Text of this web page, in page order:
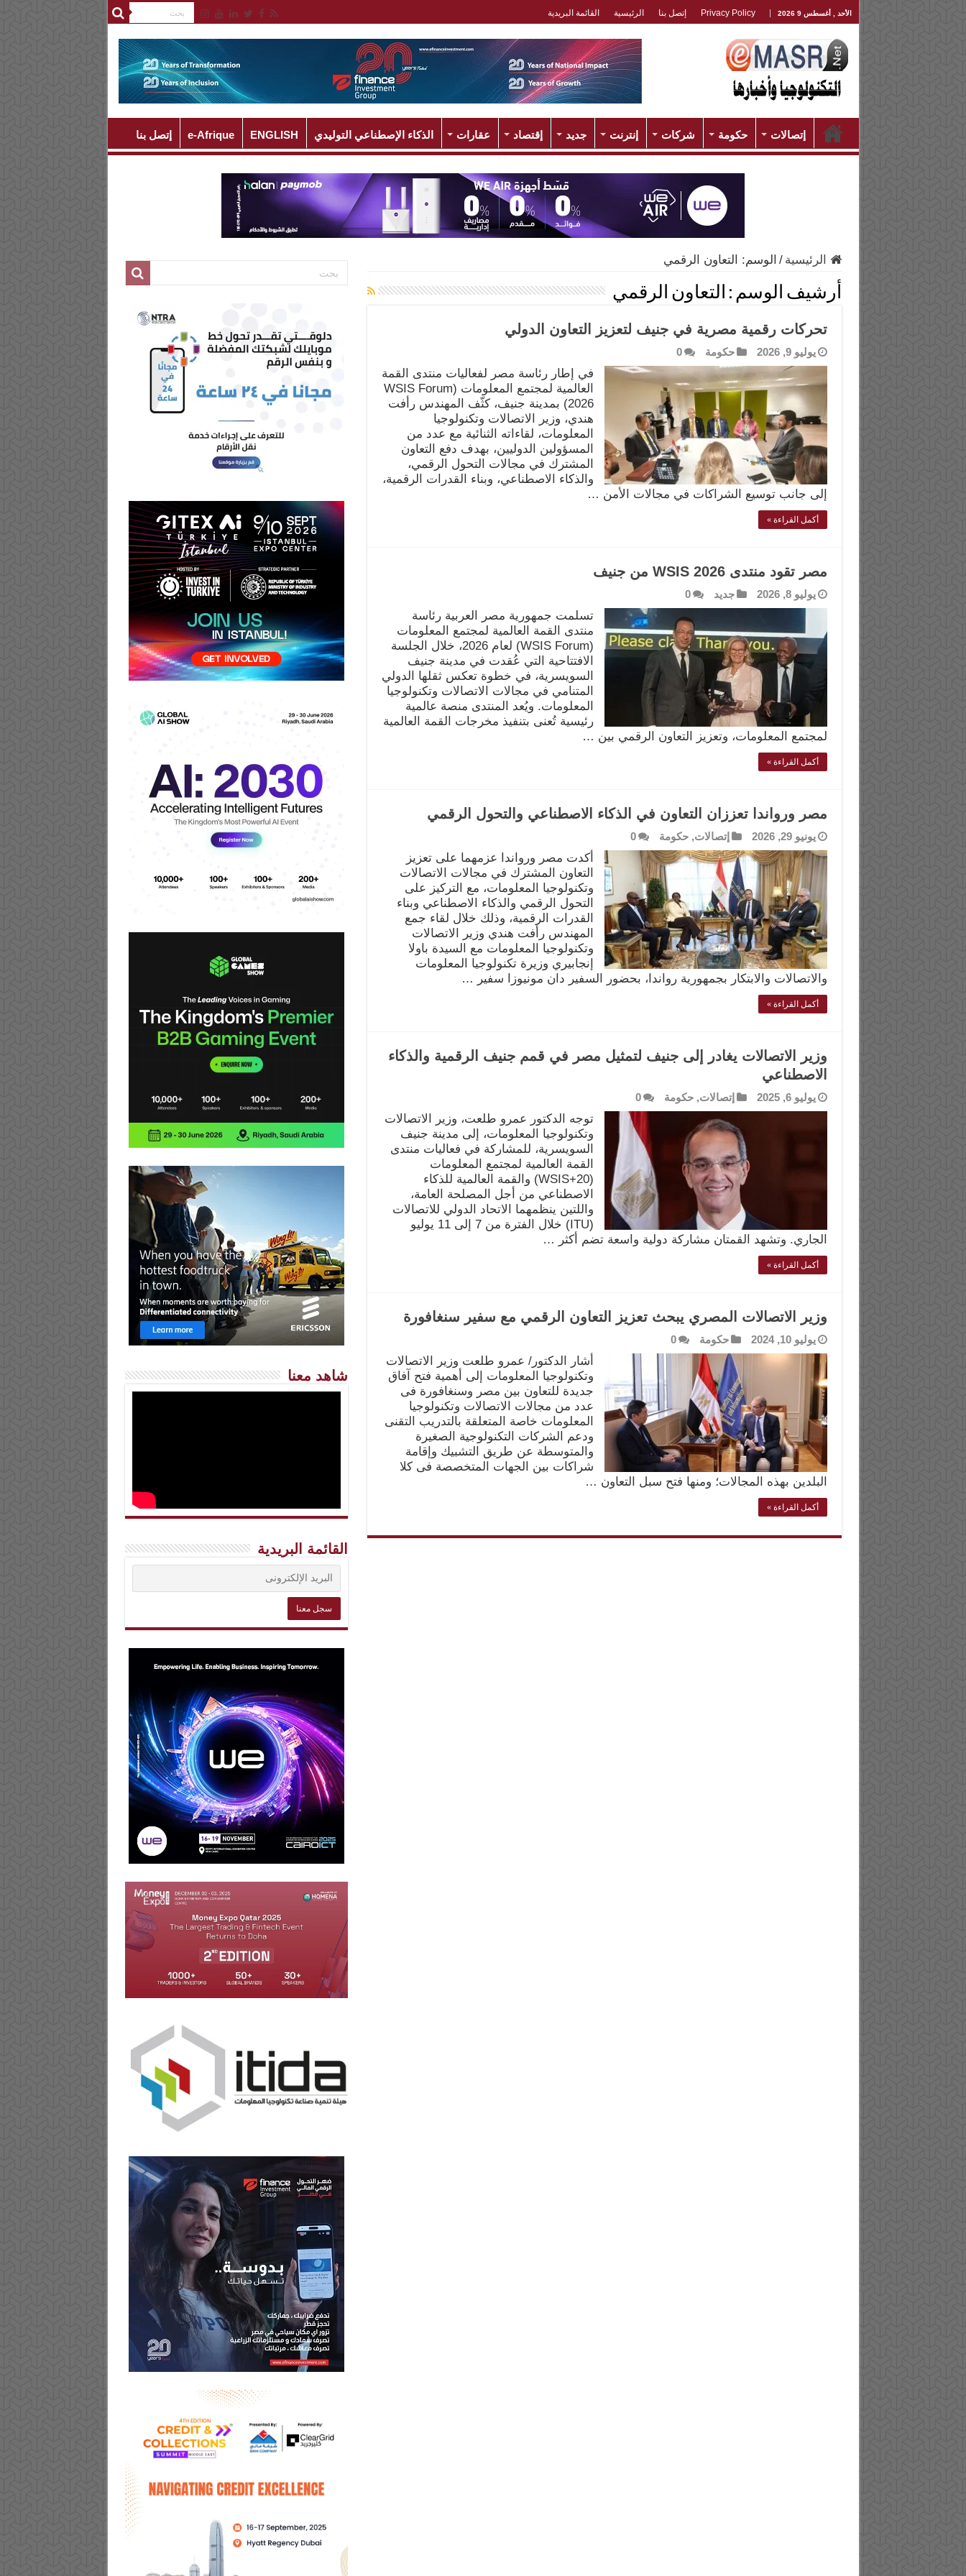
الأحد , أغسطس 9 2026 Privacy Policy إتصل بنا الرئيسية القائمة البريدية
إتصالات حكومة شركات إنترنت جديد إقتصاد عقارات الذكاء الإصطناعي التوليدي ENGLISH
e-Afrique إتصل بنا
الرئيسية / الوسم: التعاون الرقمي
أرشيف الوسم : التعاون الرقمي
تحركات رقمية مصرية في جنيف لتعزيز التعاون الدولي
يوليو 9, 2026 حكومة 0
في إطار رئاسة مصر لفعاليات منتدى القمة
العالمية لمجتمع المعلومات (WSIS Forum
2026) بمدينة جنيف، كثّف المهندس رأفت
هندي، وزير الاتصالات وتكنولوجيا
المعلومات، لقاءاته الثنائية مع عدد من
المسؤولين الدوليين، بهدف دفع التعاون
المشترك في مجالات التحول الرقمي،
والذكاء الاصطناعي، وبناء القدرات الرقمية،
إلى جانب توسيع الشراكات في مجالات الأمن …
أكمل القراءة »
مصر تقود منتدى WSIS 2026 من جنيف
يوليو 8, 2026 جديد 0
تسلمت جمهورية مصر العربية رئاسة
منتدى القمة العالمية لمجتمع المعلومات
(WSIS Forum) لعام 2026، خلال الجلسة
الافتتاحية التي عُقدت في مدينة جنيف
السويسرية، في خطوة تعكس ثقلها الدولي
المتنامي في مجالات الاتصالات وتكنولوجيا
المعلومات. ويُعد المنتدى منصة عالمية
رئيسية تُعنى بتنفيذ مخرجات القمة العالمية
لمجتمع المعلومات، وتعزيز التعاون الرقمي بين …
أكمل القراءة »
مصر ورواندا تعززان التعاون في الذكاء الاصطناعي والتحول الرقمي
يونيو 29, 2026 إتصالات,حكومة 0
أكدت مصر ورواندا عزمهما على تعزيز
التعاون المشترك في مجالات الاتصالات
وتكنولوجيا المعلومات، مع التركيز على
التحول الرقمي والذكاء الاصطناعي وبناء
القدرات الرقمية، وذلك خلال لقاء جمع
المهندس رأفت هندي وزير الاتصالات
وتكنولوجيا المعلومات مع السيدة باولا
إنجابيري وزيرة تكنولوجيا المعلومات
والاتصالات والابتكار بجمهورية رواندا، بحضور السفير دان مونيوزا سفير …
أكمل القراءة »
وزير الاتصالات يغادر إلى جنيف لتمثيل مصر في قمم جنيف الرقمية والذكاء
الاصطناعي
يوليو 6, 2025 إتصالات,حكومة 0
توجه الدكتور عمرو طلعت، وزير الاتصالات
وتكنولوجيا المعلومات، إلى مدينة جنيف
السويسرية، للمشاركة في فعاليات منتدى
القمة العالمية لمجتمع المعلومات
(WSIS+20) والقمة العالمية للذكاء
الاصطناعي من أجل المصلحة العامة،
واللتين ينظمهما الاتحاد الدولي للاتصالات
(ITU) خلال الفترة من 7 إلى 11 يوليو
الجاري. وتشهد القمتان مشاركة دولية واسعة تضم أكثر …
أكمل القراءة »
وزير الاتصالات المصري يبحث تعزيز التعاون الرقمي مع سفير سنغافورة
يوليو 10, 2024 حكومة 0
أشار الدكتور/ عمرو طلعت وزير الاتصالات
وتكنولوجيا المعلومات إلى أهمية فتح آفاق
جديدة للتعاون بين مصر وسنغافورة فى
عدد من مجالات الاتصالات وتكنولوجيا
المعلومات خاصة المتعلقة بالتدريب التقنى
ودعم الشركات التكنولوجية الصغيرة
والمتوسطة عن طريق التشبيك وإقامة
شراكات بين الجهات المتخصصة فى كلا
البلدين بهذه المجالات؛ ومنها فتح سبل التعاون …
أكمل القراءة »
شاهد معنا
القائمة البريدية